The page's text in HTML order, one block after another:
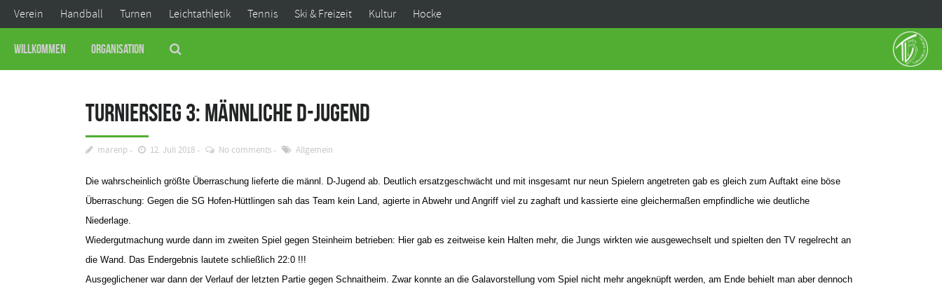
Verein Handball Turnen Leichtathletik Tennis Ski & Freizeit Kultur Hocke
Willkommen Organisation
Turniersieg 3: Männliche D-Jugend
marenp 12. Juli 2018 No comments Allgemein
Die wahrscheinlich größte Überraschung lieferte die männl. D-Jugend ab. Deutlich ersatzgeschwächt und mit insgesamt nur neun Spielern angetreten gab es gleich zum Auftakt eine böse
Überraschung: Gegen die SG Hofen-Hüttlingen sah das Team kein Land, agierte in Abwehr und Angriff viel zu zaghaft und kassierte eine gleichermaßen empfindliche wie deutliche
Niederlage.
Wiedergutmachung wurde dann im zweiten Spiel gegen Steinheim betrieben: Hier gab es zeitweise kein Halten mehr, die Jungs wirkten wie ausgewechselt und spielten den TV regelrecht an
die Wand. Das Endergebnis lautete schließlich 22:0 !!!
Ausgeglichener war dann der Verlauf der letzten Partie gegen Schnaitheim. Zwar konnte an die Galavorstellung vom Spiel nicht mehr angeknüpft werden, am Ende behielt man aber dennoch